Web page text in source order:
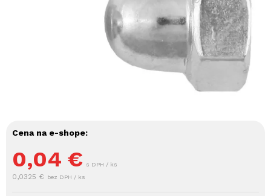
Cena na e-shope:
0,04 € s DPH / ks
0,0325 € bez DPH / ks